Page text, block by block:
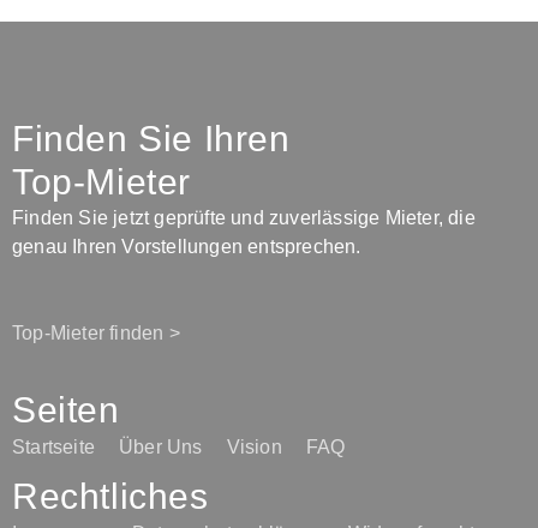
Finden Sie Ihren
Top-Mieter
Finden Sie jetzt geprüfte und zuverlässige Mieter, die
genau Ihren Vorstellungen entsprechen.
Top-Mieter finden >
Seiten
Startseite Über Uns Vision FAQ
Rechtliches